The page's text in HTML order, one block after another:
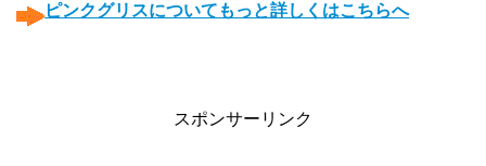
ピンクグリスについてもっと詳しくはこちらへ
スポンサーリンク